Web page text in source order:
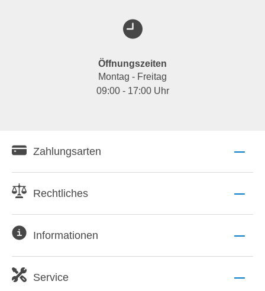
Öffnungszeiten
Montag - Freitag
09:00 - 17:00 Uhr
Zahlungsarten
Rechtliches
Informationen
Service